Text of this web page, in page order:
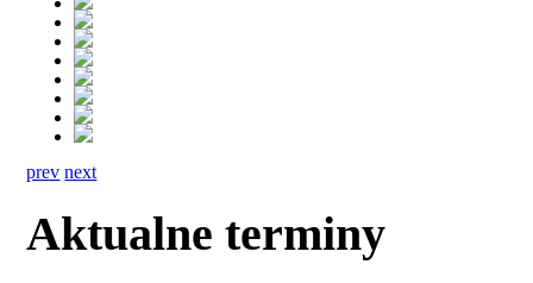
prev next
Aktualne terminy